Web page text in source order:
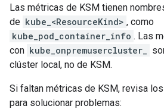
Las métricas de KSM tienen
de kube_<ResourceKind> , como
kube_pod_container_info . Las
con kube_onpremusercluster_
clúster local, no de KSM.
Si faltan métricas de KSM, revisa
para solucionar problemas: